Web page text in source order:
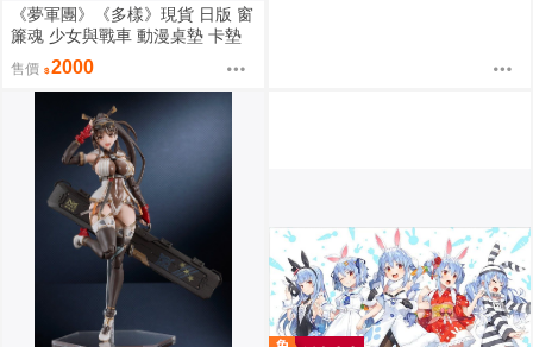
《夢軍團》《多樣》現貨 日版 窗
簾魂 少女與戰車 動漫桌墊 卡墊
安丘比 泳裝ver.
售價 2000